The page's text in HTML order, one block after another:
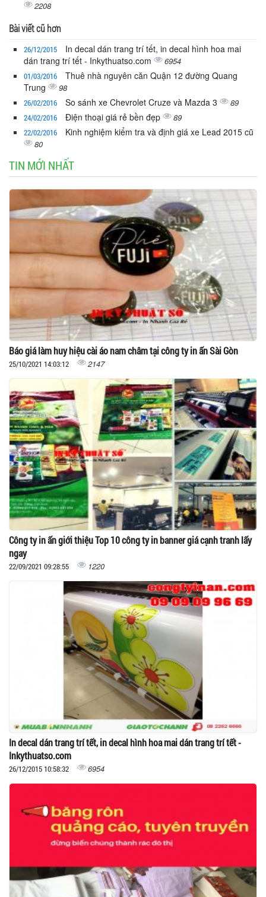
2208
Bài viết cũ hơn
26/12/2015
In decal dán trang trí tết, in decal hình hoa mai
dán trang trí tết - Inkythuatso.com
6954
01/03/2016
Thuê nhà nguyên căn Quận 12 đường Quang
Trung
98
26/02/2016 So sánh xe Chevrolet Cruze và Mazda 3 89
24/02/2016 Điện thoại giá rẻ bền đẹp 89
22/02/2016 Kinh nghiệm kiểm tra và định giá xe Lead 2015 cũ
80
TIN MỚI NHẤT
Báo giá làm huy hiệu cài áo nam châm tại công ty in ấn Sài Gòn
25/10/2021 14:03:12 2147
Công ty in ấn giới thiệu Top 10 công ty in banner giá cạnh tranh lấy
ngay
22/09/2021 09:28:55 1220
In decal dán trang trí tết, in decal hình hoa mai dán trang trí tết -
Inkythuatso.com
26/12/2015 10:58:32 6954